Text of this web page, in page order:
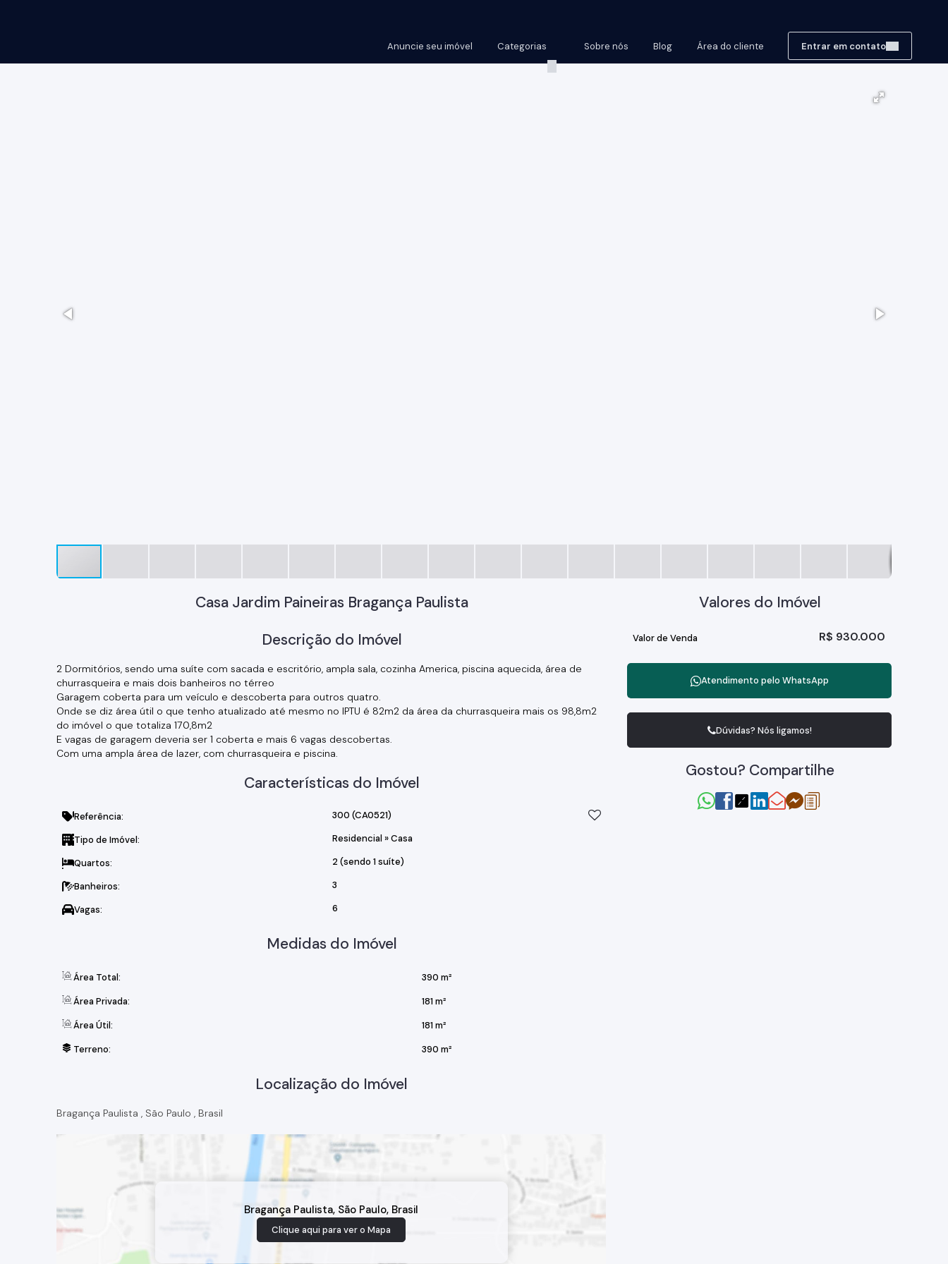
Entrar em contato
Área do cliente
Blog
Sobre nós
Categorias
Anuncie seu imóvel
Casa Jardim Paineiras Bragança Paulista
Descrição do Imóvel
2 Dormitórios, sendo uma suíte com sacada e escritório, ampla sala, cozinha America, piscina aquecida, área de
churrasqueira e mais dois banheiros no térreo
Garagem coberta para um veículo e descoberta para outros quatro.
Onde se diz área útil o que tenho atualizado até mesmo no IPTU é 82m2 da área da churrasqueira mais os 98,8m2
do imóvel o que totaliza 170,8m2
E vagas de garagem deveria ser 1 coberta e mais 6 vagas descobertas.
Com uma ampla área de lazer, com churrasqueira e piscina.
Características do Imóvel
Referência: 300 (CA0521)
Tipo de Imóvel: Residencial »Casa
Quartos: 2 (sendo 1 suíte)
Banheiros: 3
Vagas: 6
Medidas do Imóvel
Área Total:
390 m²
Área Privada:
181 m²
Área Útil:
181 m²
Terreno:
390 m²
Localização do Imóvel
Bragança Paulista , São Paulo , Brasil
Bragança Paulista, São Paulo, Brasil
Clique aqui para ver o Mapa
Valores do Imóvel
R$ 930.000
Valor de Venda
Atendimento pelo WhatsApp
Dúvidas? Nós ligamos!
Gostou? Compartilhe